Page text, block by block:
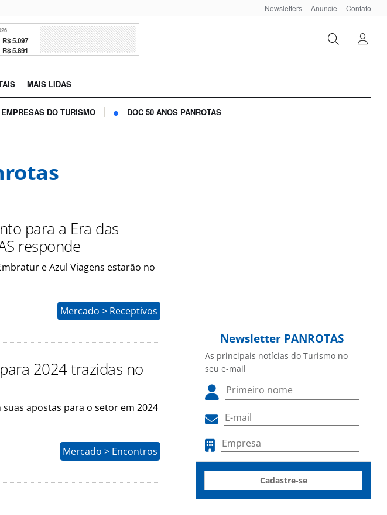
Newsletters Anuncie Contato
R$ 5.097
R$ 5.891
MAIS LIDAS
DO TURISMO DOC 50 ANOS PANROTAS
para a Era das
responde
e Azul Viagens estarão no
Mercado > Receptivos
2024 trazidas no
suas apostas para o setor em 2024
Mercado > Encontros
Newsletter PANROTAS
As principais notícias do Turismo no
seu e-mail
Cadastre-se